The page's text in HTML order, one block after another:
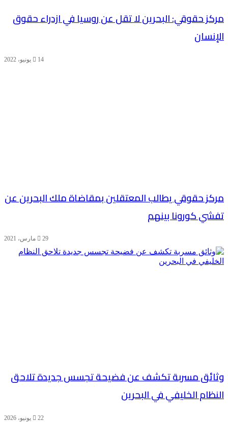
مركز حقوقي: البحرين لا تقل عن روسيا في ازدراء حقوق
الإنسان
14 يونيو، 2022
مركز حقوقي يطالب المعتقلين بمقاضاة ملك البحرين عن
تفشي كورونا بينهم
29 مارس، 2021
وثائق مسربة تكشف عن فضيحة تجسس جديدة تلاحق
النظام الخليفي في البحرين
22 يونيو، 2026